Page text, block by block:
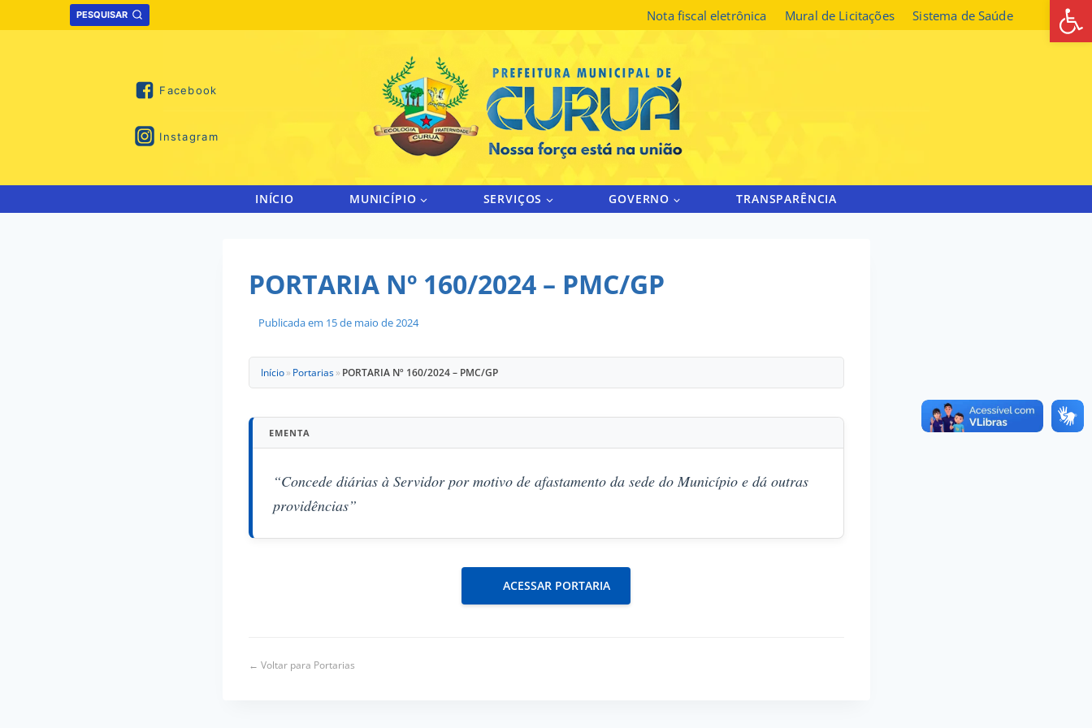
to
PESQUISAR Nota fiscal eletrônica Mural de Licitações Sistema de Saúde
Facebook
Instagram
INÍCIO MUNICÍPIO SERVIÇOS GOVERNO TRANSPARÊNCIA
PORTARIA Nº 160/2024 – PMC/GP
Publicada em 15 de maio de 2024
Início » Portarias » PORTARIA Nº 160/2024 – PMC/GP
EMENTA
“Concede diárias à Servidor por motivo de afastamento da sede do Município e dá outras
providências”
ACESSAR PORTARIA
← Voltar para Portarias